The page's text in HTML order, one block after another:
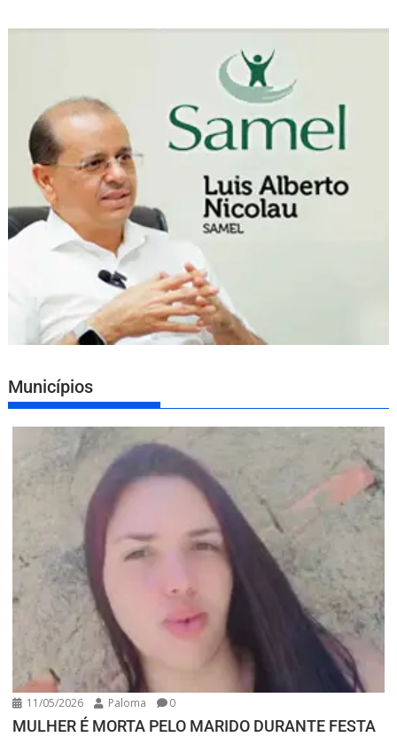
Municípios
11/05/2026 Paloma 0
MULHER É MORTA PELO MARIDO DURANTE FESTA